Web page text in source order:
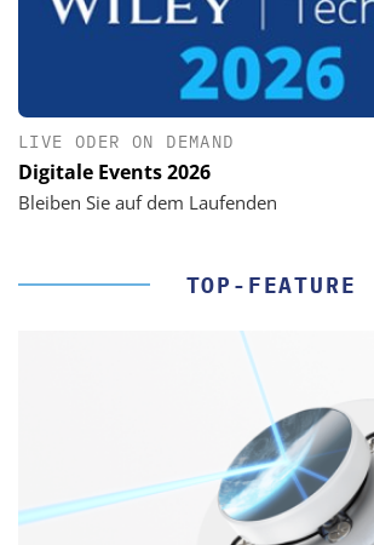
LIVE ODER ON DEMAND
Digitale Events 2026
Bleiben Sie auf dem Laufenden
TOP-FEATURE